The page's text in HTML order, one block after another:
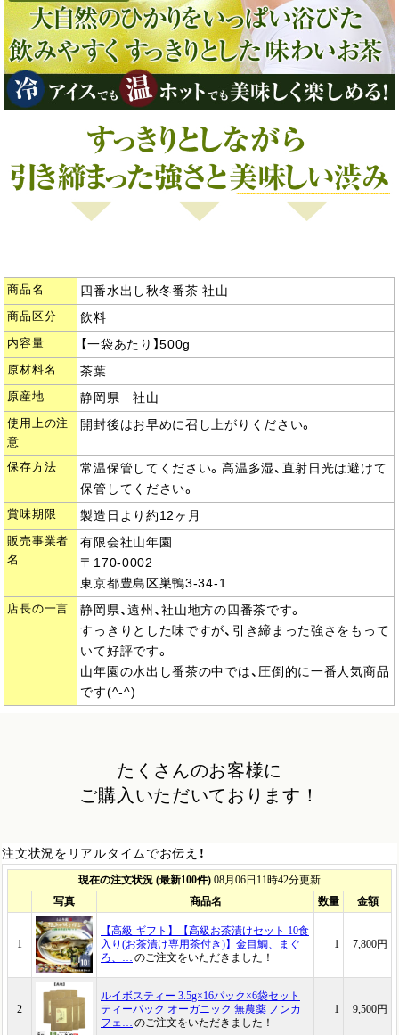
商品名 四番水出し秋冬番茶 社山
商品区分 飲料
内容量 【一袋あたり】500g
原材料名 茶葉
原産地 静岡県 社山
使用上の注
意
開封後はお早めに召し上がりください。
保存方法
常温保管してください。高温多湿、直射日光は避けて
保管してください。
賞味期限 製造日より約12ヶ月
販売事業者
名
有限会社山年園
〒170-0002
東京都豊島区巣鴨3-34-1
店長の一言
静岡県、遠州、社山地方の四番茶です。
すっきりとした味ですが、引き締まった強さをもって
いて好評です。
山年園の水出し番茶の中では、圧倒的に一番人気商品
です(^-^)
たくさんのお客様に
ご購入いただいております！
注文状況をリアルタイムでお伝え！